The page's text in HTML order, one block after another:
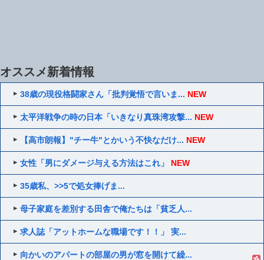
オススメ新着情報
38歳の現役格闘家さん「批判覚悟で言いま... NEW
太平洋戦争の時の日本「いきなり真珠湾攻撃... NEW
【高市朗報】"チー牛"とかいう不快なだけ... NEW
女性「男にダメージ与える方法はこれ」 NEW
35歳私、>>5で処女捧げま...
母子家庭を差別する田舎で俺たちは「貧乏人...
求人誌「アットホームな職場です！！」 実...
向かいのアパートの部屋の男が窓を開けて繰...